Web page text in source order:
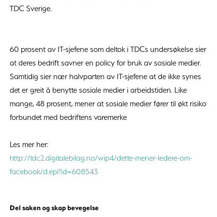
TDC Sverige.
60 prosent av IT-sjefene som deltok i TDCs undersøkelse sier
at deres bedrift savner en policy for bruk av sosiale medier.
Samtidig sier nær halvparten av IT-sjefene at de ikke synes
det er greit å benytte sosiale medier i arbeidstiden. Like
mange, 48 prosent, mener at sosiale medier fører til økt risiko
forbundet med bedriftens varemerke
Les mer her:
http://tdc2.digitalebilag.no/wip4/dette-mener-ledere-om-
facebook/d.epl?id=608543
Del saken og skap bevegelse